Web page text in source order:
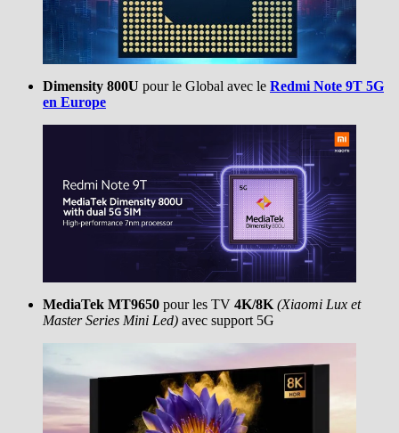
Dimensity 800U pour le Global avec le Redmi Note 9T 5G
en Europe
MediaTek MT9650 pour les TV 4K/8K (Xiaomi Lux et
Master Series Mini Led) avec support 5G